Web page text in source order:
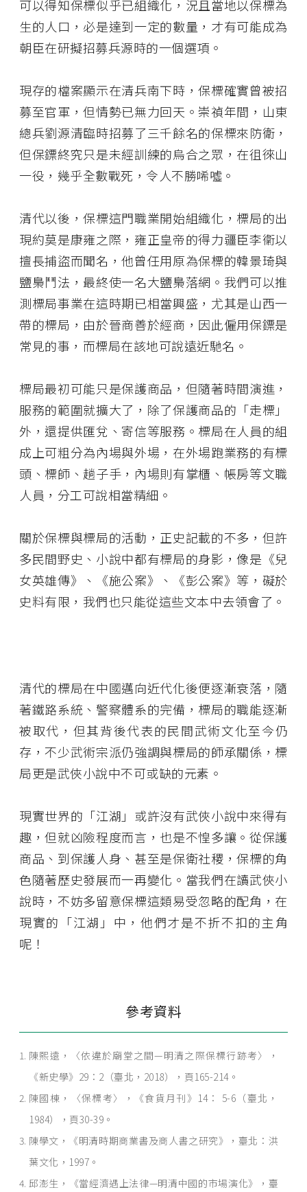
可以得知保標似乎已組織化，況且當地以保標為
生的人口，必是達到一定的數量，才有可能成為
朝臣在研擬招募兵源時的一個選項。
現存的檔案顯示在清兵南下時，保標確實曾被招
募至官軍，但情勢已無力回天。崇禎年間，山東
總兵劉源清臨時招募了三千餘名的保標來防衛，
但保鏢終究只是未經訓練的烏合之眾，在徂徠山
一役，幾乎全數戰死，令人不勝唏噓。
清代以後，保標這門職業開始組織化，標局的出
現約莫是康雍之際，雍正皇帝的得力疆臣李衞以
擅長捕盜而聞名，他曾任用原為保標的韓景琦與
鹽梟鬥法，最終使一名大鹽梟落網。我們可以推
測標局事業在這時期已相當興盛，尤其是山西一
帶的標局，由於晉商善於經商，因此僱用保鏢是
常見的事，而標局在該地可說遠近馳名。
標局最初可能只是保護商品，但隨著時間演進，
服務的範圍就擴大了，除了保護商品的「走標」
外，還提供匯兌、寄信等服務。標局在人員的組
成上可粗分為內場與外場，在外場跑業務的有標
頭、標師、趟子手，內場則有掌櫃、帳房等文職
人員，分工可說相當精細。
關於保標與標局的活動，正史記載的不多，但許
多民間野史、小說中都有標局的身影，像是《兒
女英雄傳》、《施公案》、《彭公案》等，礙於
史料有限，我們也只能從這些文本中去領會了。
清代的標局在中國邁向近代化後便逐漸衰落，隨
著鐵路系統、警察體系的完備，標局的職能逐漸
被取代，但其背後代表的民間武術文化至今仍
存，不少武術宗派仍強調與標局的師承關係，標
局更是武俠小說中不可或缺的元素。
現實世界的「江湖」或許沒有武俠小說中來得有
趣，但就凶險程度而言，也是不惶多讓。從保護
商品、到保護人身、甚至是保衛社稷，保標的角
色隨著歷史發展而一再變化。當我們在讀武俠小
說時，不妨多留意保標這類易受忽略的配角，在
現實的「江湖」中，他們才是不折不扣的主角
呢！
參考資料
陳熙遠，〈依違於廟堂之間—明清之際保標行跡考〉，
《新史學》29：2（臺北，2018），頁165-214。
陳國棟，〈保標考〉，《食貨月刊》14： 5-6（臺北，
1984），頁30-39。
陳學文，《明清時期商業書及商人書之研究》，臺北：洪
葉文化，1997。
邱澎生，《當經濟遇上法律—明清中國的市場演化》，臺